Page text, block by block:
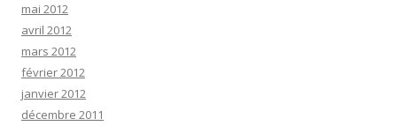
mai 2012
avril 2012
mars 2012
février 2012
janvier 2012
décembre 2011